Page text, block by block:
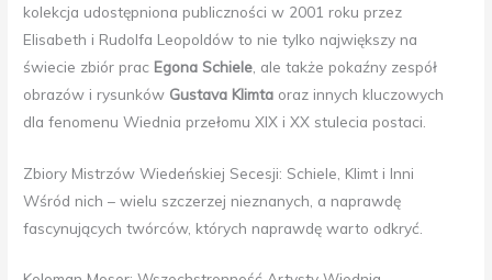
kolekcja udostępniona publiczności w 2001 roku przez
Elisabeth i Rudolfa Leopoldów to nie tylko największy na
świecie zbiór prac Egona Schiele , ale także pokaźny zespół
obrazów i rysunków Gustava Klimta oraz innych kluczowych
dla fenomenu Wiednia przełomu XIX i XX stulecia postaci.
Zbiory Mistrzów Wiedeńskiej Secesji: Schiele, Klimt i Inni
Wśród nich – wielu szczerzej nieznanych, a naprawdę
fascynujących twórców, których naprawdę warto odkryć.